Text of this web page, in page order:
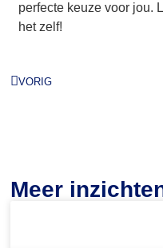
perfecte keuze voor jou.
het zelf!
VORIG
Meer